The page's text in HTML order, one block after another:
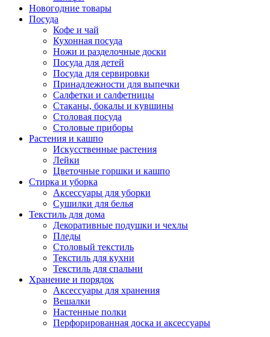
Новогодние товары
Посуда
Кофе и чай
Кухонная посуда
Ножи и разделочные доски
Посуда для детей
Посуда для сервировки
Принадлежности для выпечки
Салфетки и салфетницы
Стаканы, бокалы и кувшины
Столовая посуда
Столовые приборы
Растения и кашпо
Искусственные растения
Лейки
Цветочные горшки и кашпо
Стирка и уборка
Аксессуары для уборки
Сушилки для белья
Текстиль для дома
Декоративные подушки и чехлы
Пледы
Столовый текстиль
Текстиль для кухни
Текстиль для спальни
Хранение и порядок
Аксессуары для хранения
Вешалки
Настенные полки
Перфорированная доска и аксессуары